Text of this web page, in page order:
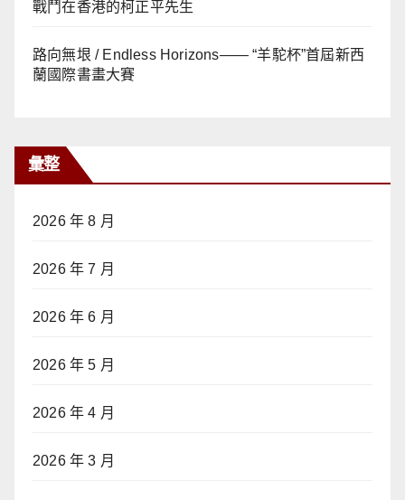
戰鬥在香港的柯正平先生
路向無垠 / Endless Horizons—— “羊駝杯”首屆新西
蘭國際書畫大賽
彙整
2026 年 8 月
2026 年 7 月
2026 年 6 月
2026 年 5 月
2026 年 4 月
2026 年 3 月